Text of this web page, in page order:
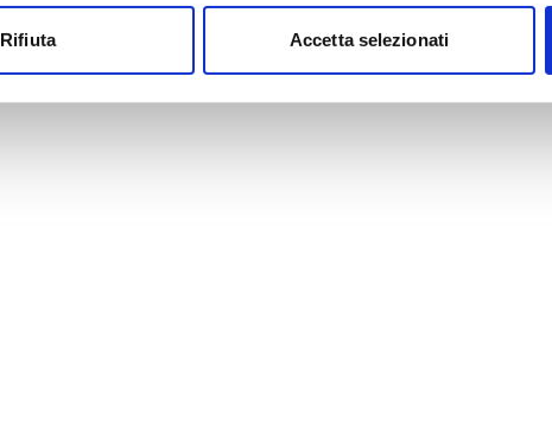
Rifiuta Accetta selezionati